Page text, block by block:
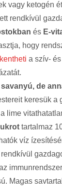
vagy ketogén
rendkívül
és E-
hogy
a szív-
de
keresük a
lime
tartalmaz
víz
Magas